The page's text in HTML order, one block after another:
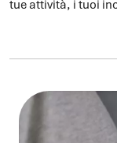
tue attività, i tuoi